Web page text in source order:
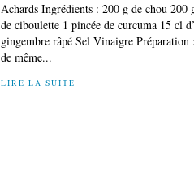
Achards Ingrédients : 200 g de chou 200
de ciboulette 1 pincée de curcuma 15 cl
gingembre râpé Sel Vinaigre
de même...
LIRE LA SUITE